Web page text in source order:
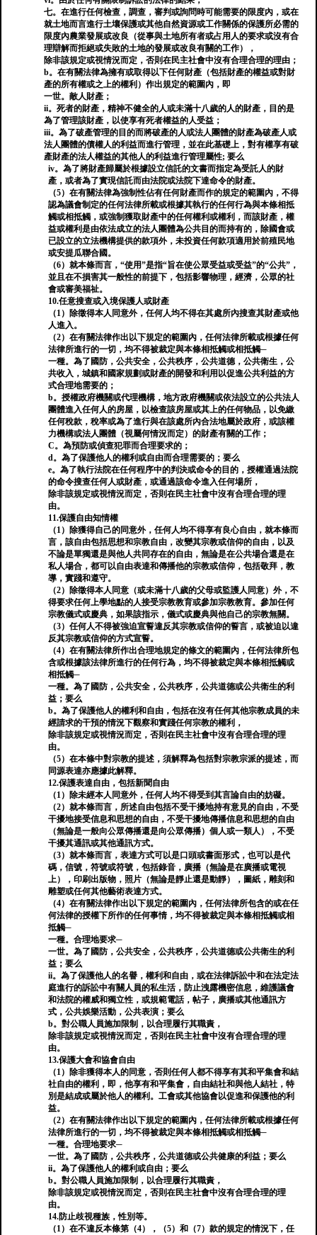
七。在進行任何檢查，調查，審判或詢問時可能需要的限度內，或在
就土地而言進行土壤保護或其他自然資源或工作關係的保護所必需的
限度內農業發展或改良（從事與土地所有者或占用人的要求或沒有合
理辯解而拒絕或失敗的土地的發展或改良有關的工作），
除非該規定或視情況而定，否則在民主社會中沒有合理合理的理由；
b。在有關法律為擁有或取得以下任何財產（包括財產的權益或對財
產的所有權或之上的權利）作出規定的範圍內，即
一世。敵人財產；
ii。死者的財產，精神不健全的人或未滿十八歲的人的財產，目的是
為了管理該財產，以使享有死者權益的人受益；
iii。為了破產管理的目的而將破產的人或法人團體的財產為破產人或
法人團體的債權人的利益而進行管理，並在此基礎上，對有權享有破
產財產的法人權益的其他人的利益進行管理屬性; 要么
iv。為了將財產歸屬於根據設立信託的文書而指定為受託人的財
產，或者為了實現信託而由法院或法院下達命令的財產。
（5）在有關法律為強制性佔有任何財產而作的規定的範圍內，不得
認為議會制定的任何法律所載或根據其執行的任何行為與本條相抵
觸或相抵觸，或強制獲取財產中的任何權利或權利，而該財產，權
益或權利是由依法成立的法人團體為公共目的而持有的，除國會或
已設立的立法機構提供的款項外，未投資任何款項適用於前殖民地
或安提瓜聯合國。
（6）就本條而言，“使用”是指“旨在使公眾受益或受益”的“公共”，
並且在不損害其一般性的前提下，包括影響物理，經濟，公眾的社
會或審美福祉。
10.任意搜查或入境保護人或財產
（1）除徵得本人同意外，任何人均不得在其處所內搜查其財產或他
人進入。
（2）在有關法律作出以下規定的範圍內，任何法律所載或根據任何
法律所進行的一切，均不得被裁定與本條相抵觸或相抵觸─
一種。為了國防，公共安全，公共秩序，公共道德，公共衛生，公
共收入，城鎮和國家規劃或財產的開發和利用以促進公共利益的方
式合理地需要的；
b。授權政府機關或代理機構，地方政府機關或依法設立的公共法人
團體進入任何人的房屋，以檢查該房屋或其上的任何物品，以免繳
任何稅款，稅率或為了進行與在該處所內合法地屬於政府，或該權
力機構或法人團體（視屬何情況而定）的財產有關的工作；
C。為預防或偵查犯罪而合理要求的；
d。為了保護他人的權利或自由而合理需要的；要么
e。為了執行法院在任何程序中的判決或命令的目的，授權通過法院
的命令搜查任何人或財產，或通過該命令進入任何場所，
除非該規定或視情況而定，否則在民主社會中沒有合理合理的理
由。
11.保護自由知情權
（1）除獲得自己的同意外，任何人均不得享有良心自由，就本條而
言，該自由包括思想和宗教自由，改變其宗教或信仰的自由，以及
不論是單獨還是與他人共同存在的自由，無論是在公共場合還是在
私人場合，都可以自由表達和傳播他的宗教或信仰，包括敬拜，教
導，實踐和遵守。
（2）除徵得本人同意（或未滿十八歲的父母或監護人同意）外，不
得要求任何上學地點的人接受宗教教育或參加宗教教育。參加任何
宗教儀式或慶典，如果該指示，儀式或慶典與他自己的宗教無關。
（3）任何人不得被強迫宣誓違反其宗教或信仰的誓言，或被迫以違
反其宗教或信仰的方式宣誓。
（4）在有關法律所作出合理地規定的條文的範圍內，任何法律所包
含或根據該法律所進行的任何行為，均不得被裁定與本條相抵觸或
相抵觸─
一種。為了國防，公共安全，公共秩序，公共道德或公共衛生的利
益；要么
b。為了保護他人的權利和自由，包括在沒有任何其他宗教成員的未
經請求的干預的情況下觀察和實踐任何宗教的權利，
除非該規定或視情況而定，否則在民主社會中沒有合理合理的理
由。
（5）在本條中對宗教的提述，須解釋為包括對宗教宗派的提述，而
同源表達亦應據此解釋。
12.保護表達自由，包括新聞自由
（1）除未經本人同意外，任何人均不得受到其言論自由的妨礙。
（2）就本條而言，所述自由包括不受干擾地持有意見的自由，不受
干擾地接受信息和思想的自由，不受干擾地傳播信息和思想的自由
（無論是一般向公眾傳播還是向公眾傳播）個人或一類人），不受
干擾其通訊或其他通訊方式。
（3）就本條而言，表達方式可以是口頭或書面形式，也可以是代
碼，信號，符號或符號，包括錄音，廣播（無論是在廣播或電視
上），印刷出版物，照片（無論是靜止還是動靜），圖紙，雕刻和
雕塑或任何其他藝術表達方式。
（4）在有關法律作出以下規定的範圍內，任何法律所包含的或在任
何法律的授權下所作的任何事情，均不得被裁定與本條相抵觸或相
抵觸─
一種。合理地要求─
一世。為了國防，公共安全，公共秩序，公共道德或公共衛生的利
益；要么
ii。為了保護他人的名譽，權利和自由，或在法律訴訟中和在法定法
庭進行的訴訟中有關人員的私生活，防止洩露機密信息，維護議會
和法院的權威和獨立性，或規範電話，帖子，廣播或其他通訊方
式，公共娛樂活動，公共表演；要么
b。對公職人員施加限制，以合理履行其職責，
除非該規定或視情況而定，否則在民主社會中沒有合理合理的理
由。
13.保護大會和協會自由
（1）除非獲得本人的同意，否則任何人都不得享有其和平集會和結
社自由的權利，即，他享有和平集會，自由結社和與他人結社，特
別是結成或屬於他人的權利。工會或其他協會以促進和保護他的利
益。
（2）在有關法律作出以下規定的範圍內，任何法律所載或根據任何
法律所進行的一切，均不得被裁定與本條相抵觸或相抵觸─
一種。合理地要求─
一世。為了國防，公共秩序，公共道德或公共健康的利益；要么
ii。為了保護他人的權利或自由；要么
b。對公職人員施加限制，以合理履行其職責，
除非該規定或視情況而定，否則在民主社會中沒有合理合理的理
由。
14.防止歧視種族，性別等。
（1）在不違反本條第（4），（5）和（7）款的規定的情況下，任